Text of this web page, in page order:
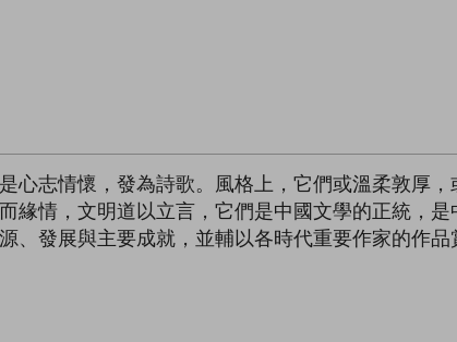
心志情懷，發為詩歌。風格上，它們或溫柔敦厚，
緣情，文明道以立言，它們是中國文學的正統，是
、發展與主要成就，並輔以各時代重要作家的作品